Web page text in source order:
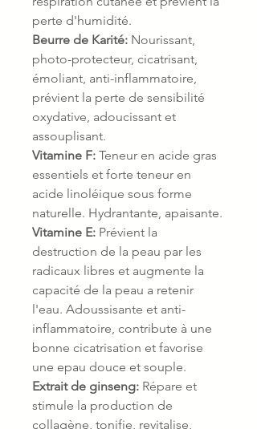
perte d'humidité.
Beurre de Karité: Nourissant,
photo-protecteur, cicatrisant,
émoliant, anti-inflammatoire,
prévient la perte de sensibilité
oxydative, adoucissant et
assouplisant.
Vitamine F: Teneur en acide gras
essentiels et forte teneur en
acide linoléique sous forme
naturelle. Hydrantante, apaisante.
Vitamine E: Prévient la
destruction de la peau par les
radicaux libres et augmente la
capacité de la peau a retenir
l'eau. Adoussisante et anti-
inflammatoire, contribute à une
bonne cicatrisation et favorise
une epau douce et souple.
Extrait de ginseng: Répare et
stimule la production de
collagène, tonifie, revitalise,